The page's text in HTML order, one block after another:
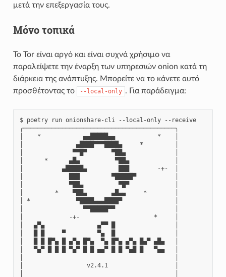
μετά την επεξεργασία τους.
Μόνο τοπικά
Το Tor είναι αργό και είναι συχνά χρήσιμο να
παραλείψετε την έναρξη των υπηρεσιών onion κατά τη
διάρκεια της ανάπτυξης. Μπορείτε να το κάνετε αυτό
προσθέτοντας το
--local-only . Για παράδειγμα:
$ poetry run onionshare-cli --local-only --receive
╭───────────────────────────────────────────╮
│    *            ▄▄█████▄▄            *    │
│               ▄████▀▀▀████▄     *         │
│              ▀▀█▀       ▀██▄              │
│      *      ▄█▄          ▀██▄             │
│           ▄█████▄         ███        -+-  │
│             ███         ▀█████▀           │
│             ▀██▄          ▀█▀             │
│         *    ▀██▄       ▄█▄▄     *        │
│ *             ▀████▄▄▄████▀               │
│                 ▀▀█████▀▀                 │
│             -+-                     *     │
│   ▄▀▄               ▄▀▀ █                 │
│   █ █     ▀         ▀▄  █                 │
│   █ █ █▀▄ █ ▄▀▄ █▀▄  ▀▄ █▀▄ ▄▀▄ █▄▀ ▄█▄   │
│   ▀▄▀ █ █ █ ▀▄▀ █ █ ▄▄▀ █ █ ▀▄█ █   ▀▄▄   │
│                  v2.4.1                   │